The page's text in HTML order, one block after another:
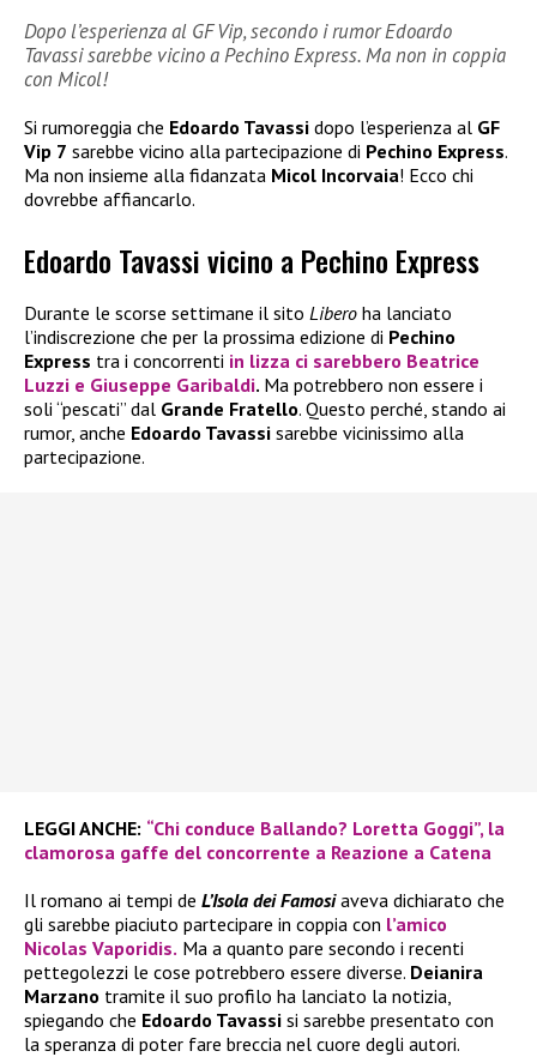
Dopo l’esperienza al GF Vip, secondo i rumor Edoardo
Tavassi sarebbe vicino a Pechino Express. Ma non in coppia
con Micol!
Si rumoreggia che Edoardo Tavassi dopo l’esperienza al GF
Vip 7 sarebbe vicino alla partecipazione di Pechino Express.
Ma non insieme alla fidanzata Micol Incorvaia! Ecco chi
dovrebbe affiancarlo.
Edoardo Tavassi vicino a Pechino Express
Durante le scorse settimane il sito Libero ha lanciato
l’indiscrezione che per la prossima edizione di Pechino
Express tra i concorrenti in lizza ci sarebbero Beatrice
Luzzi e Giuseppe Garibaldi. Ma potrebbero non essere i
soli “pescati” dal Grande Fratello. Questo perché, stando ai
rumor, anche Edoardo Tavassi sarebbe vicinissimo alla
partecipazione.
LEGGI ANCHE: “Chi conduce Ballando? Loretta Goggi”, la
clamorosa gaffe del concorrente a Reazione a Catena
Il romano ai tempi de L’Isola dei Famosiaveva dichiarato che
gli sarebbe piaciuto partecipare in coppia con l’amico
Nicolas Vaporidis. Ma a quanto pare secondo i recenti
pettegolezzi le cose potrebbero essere diverse. Deianira
Marzano tramite il suo profilo ha lanciato la notizia,
spiegando che Edoardo Tavassi si sarebbe presentato con
la speranza di poter fare breccia nel cuore degli autori.